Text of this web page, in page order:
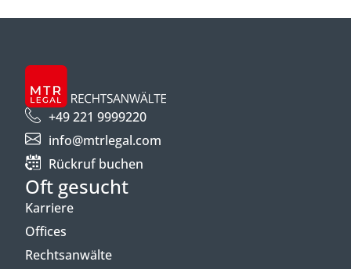
+49 221 9999220
info@mtrlegal.com
Rückruf buchen
Oft gesucht
Karriere
Offices
Rechtsanwälte